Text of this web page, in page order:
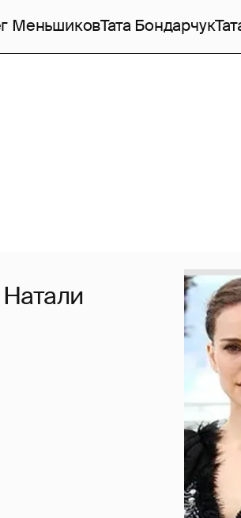
МеньшиковТата Бондарчук